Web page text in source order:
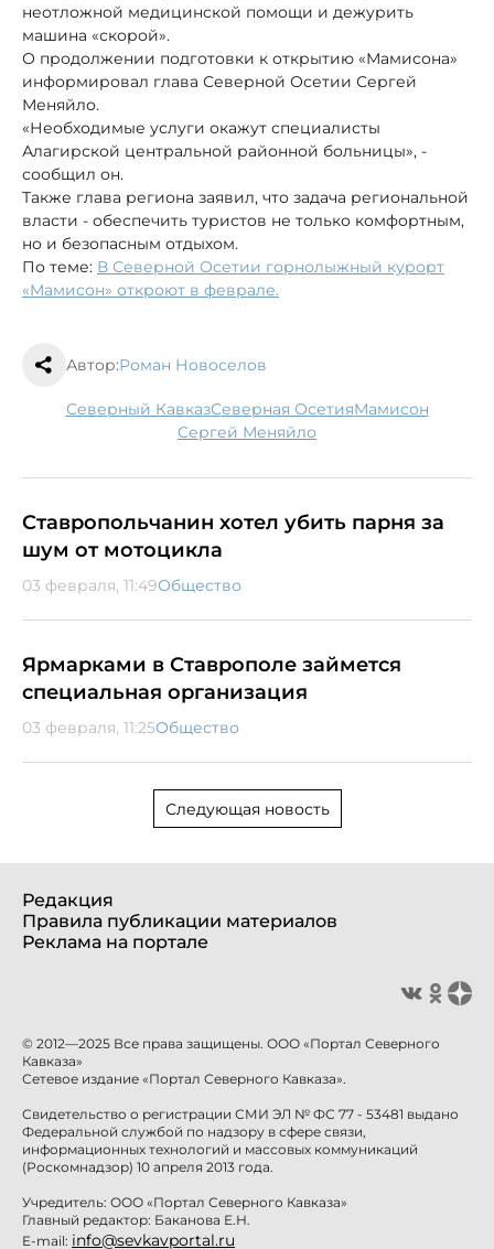
неотложной медицинской помощи и дежурить
машина «скорой».
О продолжении подготовки к открытию «Мамисона»
информировал глава Северной Осетии Сергей
Меняйло.
«Необходимые услуги окажут специалисты
Алагирской центральной районной больницы», -
сообщил он.
Также глава региона заявил, что задача региональной
власти - обеспечить туристов не только комфортным,
но и безопасным отдыхом.
По теме: В Северной Осетии горнолыжный курорт
«Мамисон» откроют в феврале.
Автор:Роман Новоселов
Северный Кавказ Северная Осетия
Мамисон
Сергей Меняйло
Ставропольчанин хотел убить парня за
шум от мотоцикла
03 февраля, 11:49Общество
Ярмарками в Ставрополе займется
специальная организация
03 февраля, 11:25Общество
Следующая новость
Редакция
Правила публикации материалов
Реклама на портале
© 2012—2025 Все права защищены. ООО «Портал Северного
Кавказа»
Сетевое издание «Портал Северного Кавказа».
Свидетельство о регистрации СМИ ЭЛ № ФС 77 - 53481 выдано
Федеральной службой по надзору в сфере связи,
информационных технологий и массовых коммуникаций
(Роскомнадзор) 10 апреля 2013 года.
Учредитель: ООО «Портал Северного Кавказа»
Главный редактор: Баканова Е.Н.
E-mail: info@sevkavportal.ru